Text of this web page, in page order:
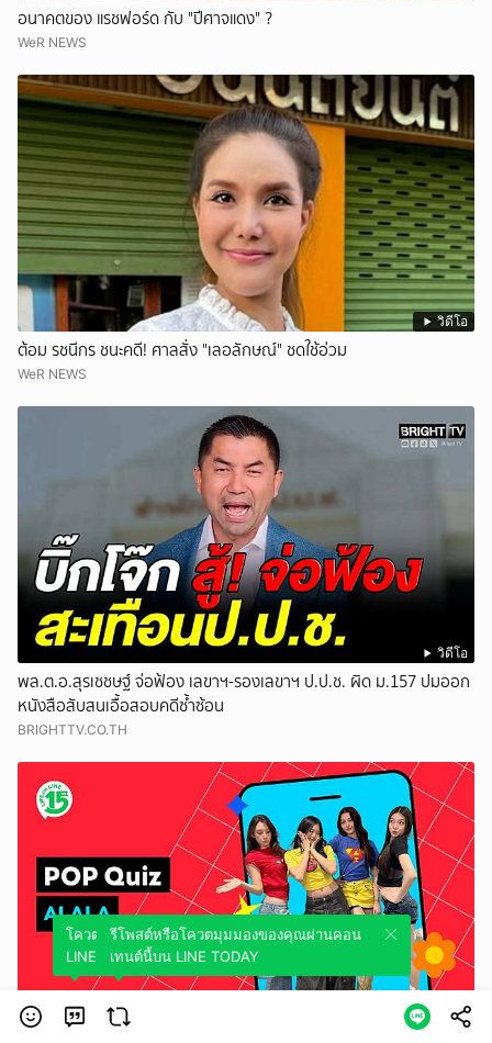
อนาคตของ แรชฟอร์ด กับ "ปีศาจแดง" ?
WeR NEWS
วิดีโอ
ต้อม รชนีกร ชนะคดี! ศาลสั่ง "เลอลักษณ์" ชดใช้อ่วม
WeR NEWS
วิดีโอ
พล.ต.อ.สุรเชชษฐ์ จ่อฟ้อง เลขาฯ-รองเลขาฯ ป.ป.ช. ผิด ม.157 ปมออก
หนังสือสับสนเอื้อสอบคดีซ้ำซ้อน
BRIGHTTV.CO.TH
วิดีโอ
โควตมุมมองของคุณผ่านคอนเทนต์นี้บน
LINE TODAY
รีโพสต์หรือโควตมุมมองของคุณผ่านคอน
เทนต์นี้บน LINE TODAY